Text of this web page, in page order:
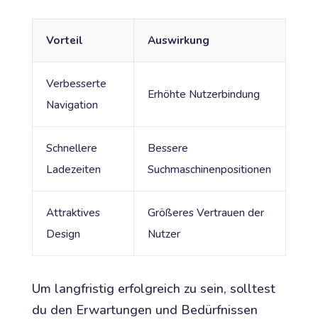
Vorteil Auswirkung
Verbesserte
Navigation
Erhöhte Nutzerbindung
Schnellere
Ladezeiten
Bessere
Suchmaschinenpositionen
Attraktives
Design
Größeres Vertrauen der
Nutzer
Um langfristig erfolgreich zu sein, solltest
du den Erwartungen und Bedürfnissen